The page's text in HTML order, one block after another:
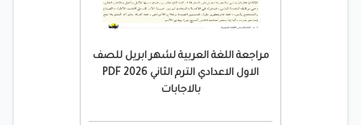
مراجعة اللغة العربية لشهر ابريل للصف
الاول الاعدادي الترم الثاني 2026 PDF
بالاجابات